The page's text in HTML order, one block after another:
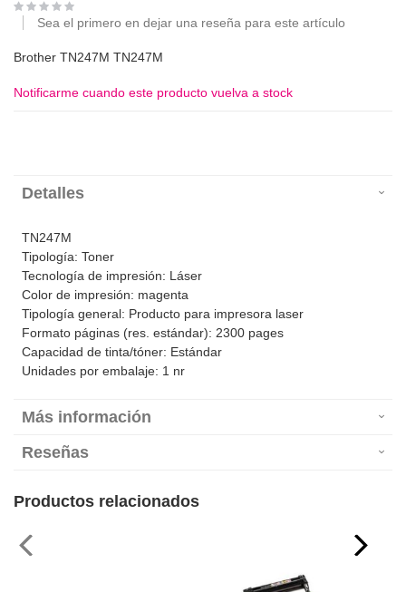
Sea el primero en dejar una reseña para este artículo
Brother TN247M TN247M
Notificarme cuando este producto vuelva a stock
Detalles
TN247M
Tipología: Toner
Tecnología de impresión: Láser
Color de impresión: magenta
Tipología general: Producto para impresora laser
Formato páginas (res. estándar): 2300 pages
Capacidad de tinta/tóner: Estándar
Unidades por embalaje: 1 nr
Más información
Reseñas
Productos relacionados